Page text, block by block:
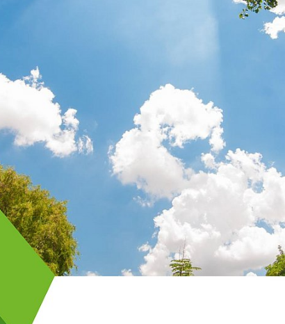
zu reduzieren, richten sich immer mehr
Was aber genau verbirgt sich hinter diesem
„klimaneutral“, „Netto-Null“ oder „CO
-
Die Analyse ordnet verschiedene Standards,
Außerdem diskutiert sie Strategien zum Umgang
Ziel ist es, Unternehmen eine Orientierung zu
im Sinne des Pariser Abkommens
Ergebnisse des Stakeholder-Dialogs
den die dena mit Vertretern aus
hat.
Climate Group GmbH(PCG) im Auftrag der